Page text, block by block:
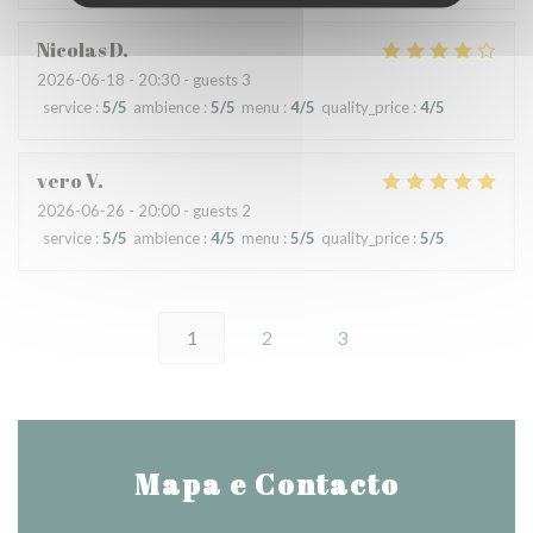
NicolasD
2026-06-18 - 20:30 - guests 3
service : 5/5 ambience : 5/5 menu : 4/5 quality_price : 4/5
veroV
2026-06-26 - 20:00 - guests 2
service :5/5 ambience : 4/5 menu : 5/5 quality_price :5/5
1 2 3
Mapa e Contacto